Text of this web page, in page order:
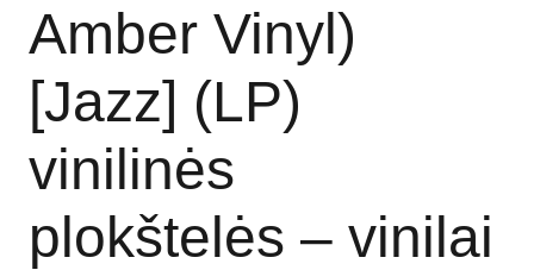
Amber Vinyl)
[Jazz] (LP)
vinilinės
plokštelės – vinilai